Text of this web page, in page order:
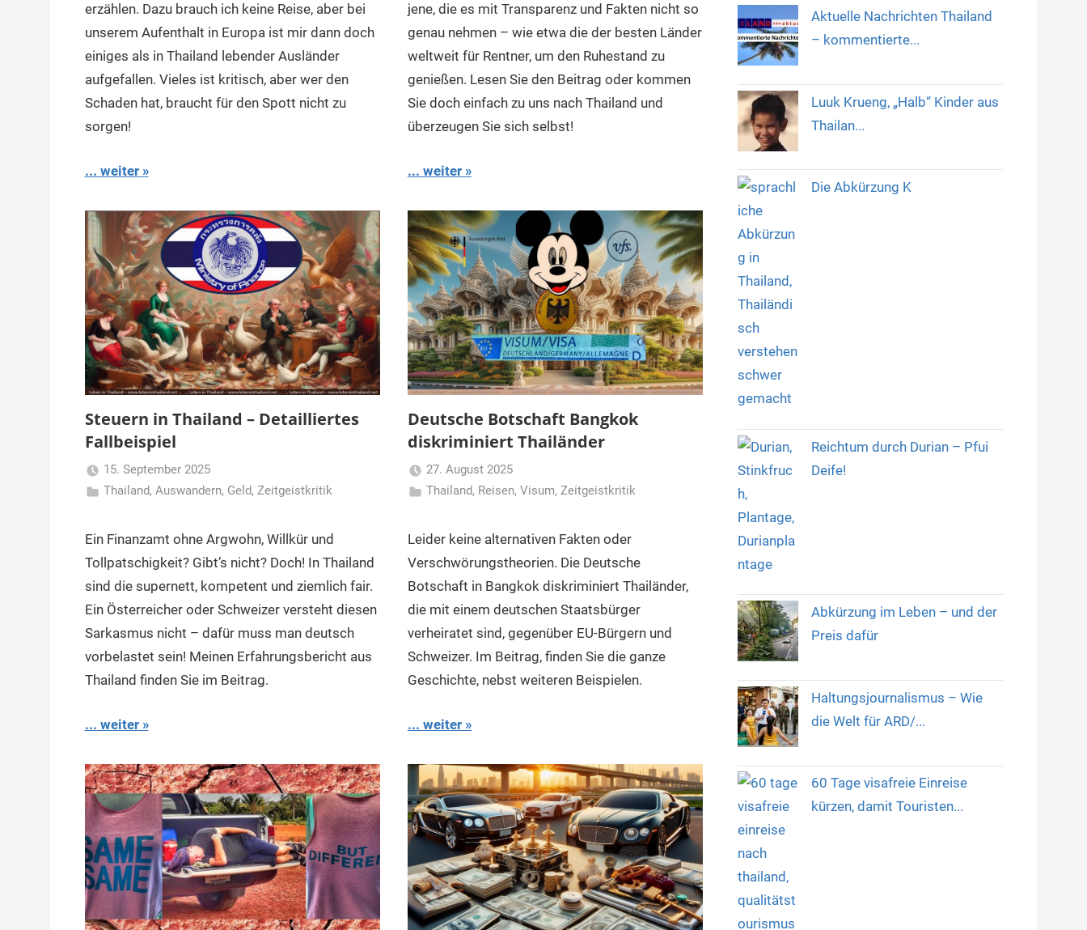
erzählen. Dazu brauch ich keine Reise, aber bei
unserem Aufenthalt in Europa ist mir dann doch
einiges als in Thailand lebender Ausländer
aufgefallen. Vieles ist kritisch, aber wer den
Schaden hat, braucht für den Spott nicht zu
sorgen!
... weiter
jene, die es mit Transparenz und Fakten nicht so
genau nehmen – wie etwa die der besten Länder
weltweit für Rentner, um den Ruhestand zu
genießen. Lesen Sie den Beitrag oder kommen
Sie doch einfach zu uns nach Thailand und
überzeugen Sie sich selbst!
... weiter
Steuern in Thailand – Detailliertes
Fallbeispiel
15. September 2025
Matt
Thailand, Auswandern, Geld, Zeitgeistkritik
Ein Finanzamt ohne Argwohn, Willkür und
Tollpatschigkeit? Gibt’s nicht? Doch! In Thailand
sind die supernett, kompetent und ziemlich fair.
Ein Österreicher oder Schweizer versteht diesen
Sarkasmus nicht – dafür muss man deutsch
vorbelastet sein! Meinen Erfahrungsbericht aus
Thailand finden Sie im Beitrag.
... weiter
Deutsche Botschaft Bangkok
diskriminiert Thailänder
27. August 2025
Matt
Thailand, Reisen,Visum,Zeitgeistkritik
Leider keine alternativen Fakten oder
Verschwörungstheorien. Die Deutsche
Botschaft in Bangkok diskriminiert Thailänder,
die mit einem deutschen Staatsbürger
verheiratet sind, gegenüber EU-Bürgern und
Schweizer. Im Beitrag, finden Sie die ganze
Geschichte, nebst weiteren Beispielen.
... weiter
Aktuelle Nachrichten Thailand
– kommentierte...
Luuk Krueng, „Halb“ Kinder aus
Thailan...
Die Abkürzung K
Reichtum durch Durian – Pfui
Deife!
Abkürzung im Leben – und der
Preis dafür
Haltungsjournalismus – Wie
die Welt für ARD/...
60 Tage visafreie Einreise
kürzen, damit Touristen...